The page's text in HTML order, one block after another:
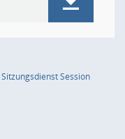
SitzungsdienstSession(Wird in